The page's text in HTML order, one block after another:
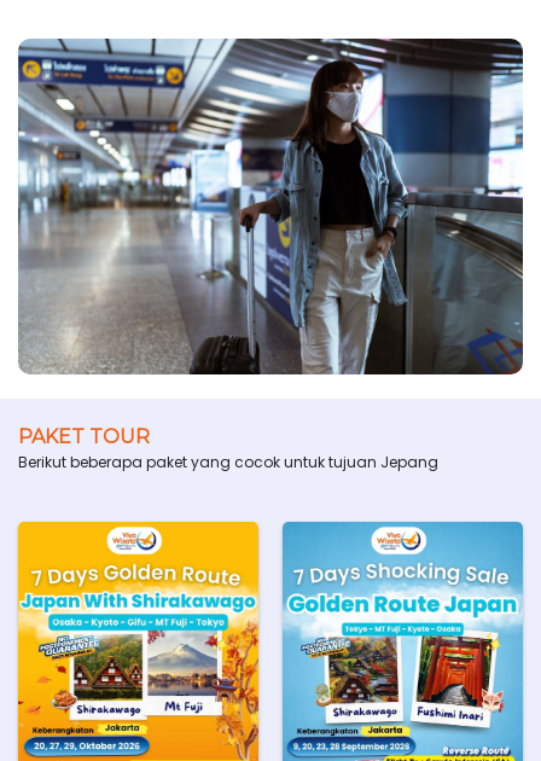
PAKET TOUR
Berikut beberapa paket yang cocok untuk tujuan Jepang